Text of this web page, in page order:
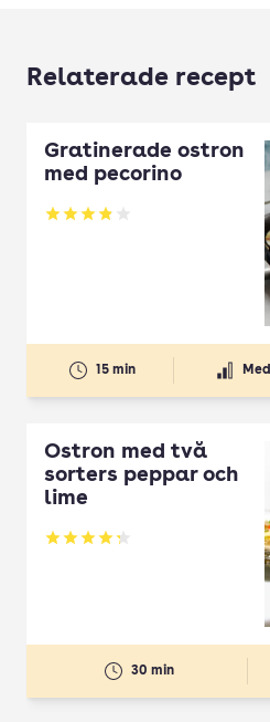
Relaterade recept
Gratinerade ostron
med pecorino
Betyg: 3.88 av 5
15 min
Ostron med två
sorters peppar och
lime
Betyg: 4.31 av 5
30 min